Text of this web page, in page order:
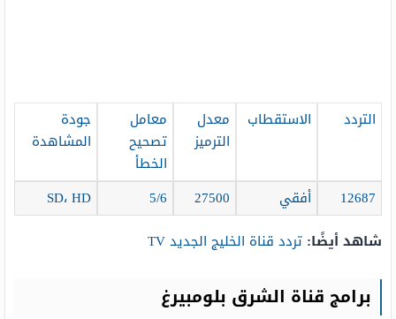
التردد الاستقطاب
معدل
الترميز
معامل
تصحيح
الخطأ
جودة
المشاهدة
12687 أفقي 27500
5/6
SD، HD
شاهد أيضًا: تردد قناة الخليج الجديد TV
برامج قناة الشرق بلومبيرغ